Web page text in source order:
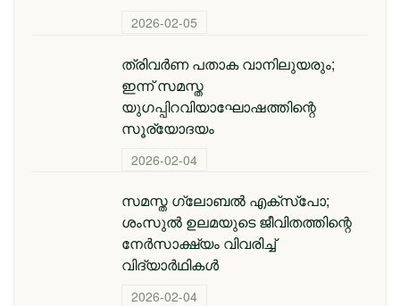
2026-02-05
ത്രിവർണ പതാക വാനിലുയരും;
ഇന്ന് സമസ്ത
യുഗപ്പിറവിയാഘോഷത്തിന്റെ
സൂര്യോദയം
2026-02-04
സമസ്ത ​ഗ്ലോബൽ എക്സ്പോ;
ശംസുൽ ഉലമയുടെ ജീവിതത്തിന്റെ
നേർസാക്ഷ്യം വിവരിച്ച്
വിദ്യാർഥികൾ
2026-02-04